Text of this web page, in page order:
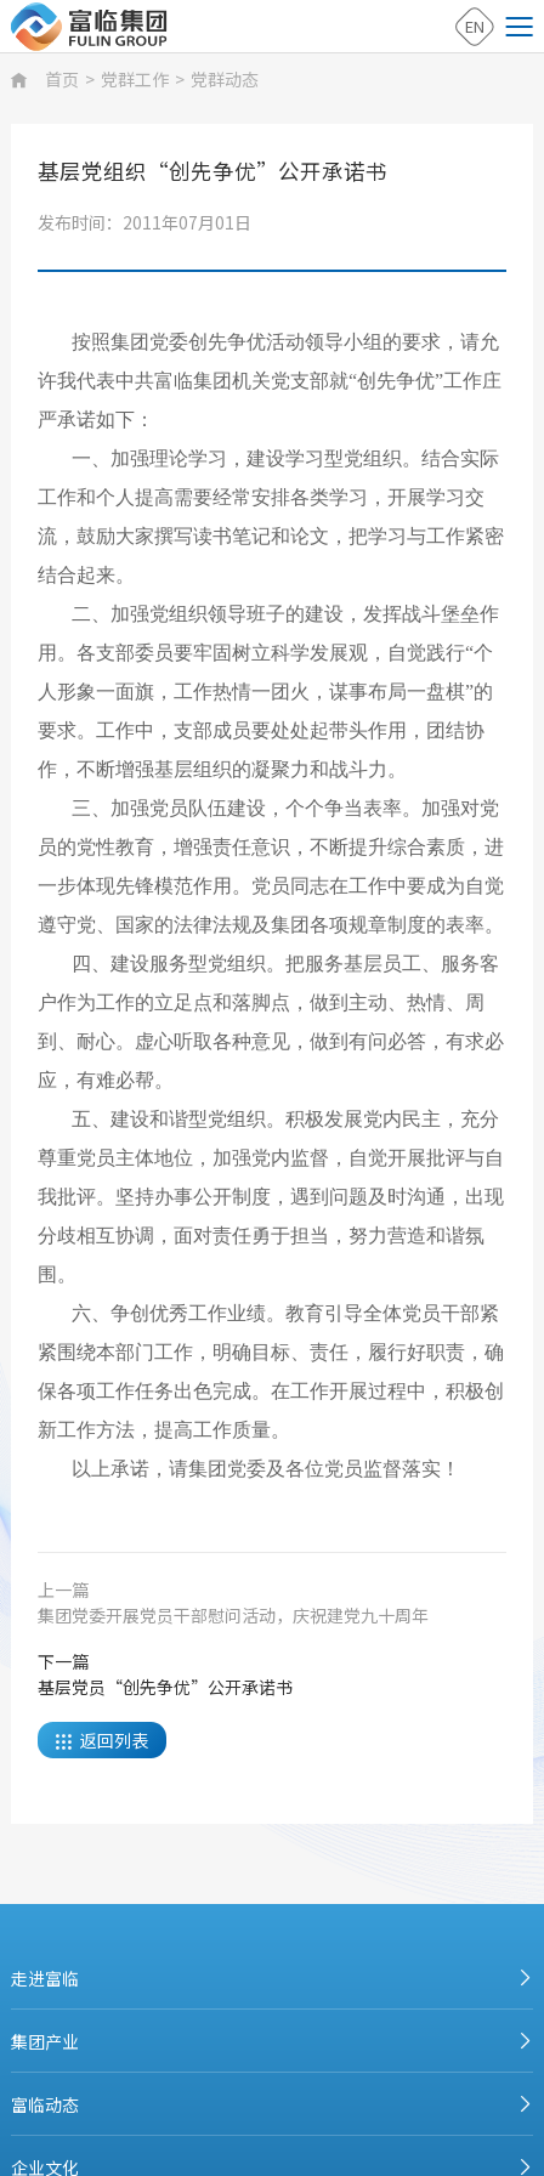
EN
 首页 > 党群工作 > 党群动态
基层党组织“创先争优”公开承诺书
发布时间：2011年07月01日
按照集团党委创先争优活动领导小组的要求，请允
许我代表中共富临集团机关党支部就“创先争优”工作庄
严承诺如下：
一、加强理论学习，建设学习型党组织。结合实际
工作和个人提高需要经常安排各类学习，开展学习交
流，鼓励大家撰写读书笔记和论文，把学习与工作紧密
结合起来。
二、加强党组织领导班子的建设，发挥战斗堡垒作
用。各支部委员要牢固树立科学发展观，自觉践行“个
人形象一面旗，工作热情一团火，谋事布局一盘棋”的
要求。工作中，支部成员要处处起带头作用，团结协
作，不断增强基层组织的凝聚力和战斗力。
三、加强党员队伍建设，个个争当表率。加强对党
员的党性教育，增强责任意识，不断提升综合素质，进
一步体现先锋模范作用。党员同志在工作中要成为自觉
遵守党、国家的法律法规及集团各项规章制度的表率。
四、建设服务型党组织。把服务基层员工、服务客
户作为工作的立足点和落脚点，做到主动、热情、周
到、耐心。虚心听取各种意见，做到有问必答，有求必
应，有难必帮。
五、建设和谐型党组织。积极发展党内民主，充分
尊重党员主体地位，加强党内监督，自觉开展批评与自
我批评。坚持办事公开制度，遇到问题及时沟通，出现
分歧相互协调，面对责任勇于担当，努力营造和谐氛
围。
六、争创优秀工作业绩。教育引导全体党员干部紧
紧围绕本部门工作，明确目标、责任，履行好职责，确
保各项工作任务出色完成。在工作开展过程中，积极创
新工作方法，提高工作质量。
以上承诺，请集团党委及各位党员监督落实！
上一篇
集团党委开展党员干部慰问活动，庆祝建党九十周年
下一篇
基层党员“创先争优”公开承诺书
 返回列表
走进富临
集团产业
富临动态
企业文化